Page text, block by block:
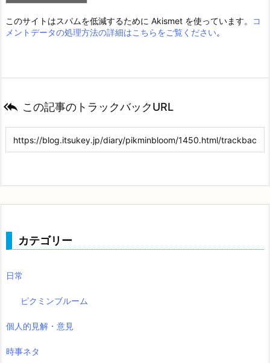
このサイトはスパムを低減するために Akismet を使っています。
コ
メントデータの処理方法の詳細はこちらをご覧ください。
 この記事のトラックバックURL
カテゴリー
日常
ピクミンブルーム
個人的見解・意見
時事ネタ